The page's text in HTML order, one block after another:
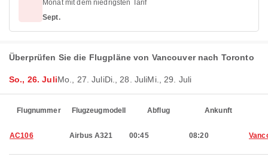
Monat mit dem niedrigsten Tarif
Sept.
Überprüfen Sie die Flugpläne von Vancouver nach Toronto
So., 26. JuliMo., 27. JuliDi., 28. JuliMi., 29. Juli
Flugnummer Flugzeugmodell Abflug Ankunft
AC106 Airbus A321 00:45 08:20